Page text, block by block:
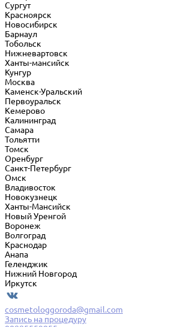
Сургут
Красноярск
Новосибирск
Барнаул
Тобольск
Нижневартовск
Ханты-мансийск
Кунгур
Москва
Каменск-Уральский
Первоуральск
Кемерово
Калининград
Самара
Тольятти
Томск
Оренбург
Санкт-Петербург
Омск
Владивосток
Новокузнецк
Ханты-Мансийск
Новый Уренгой
Воронеж
Волгоград
Краснодар
Анапа
Геленджик
Нижний Новгород
Иркутск
cosmetologgoroda@gmail.com
Запись на процедуру